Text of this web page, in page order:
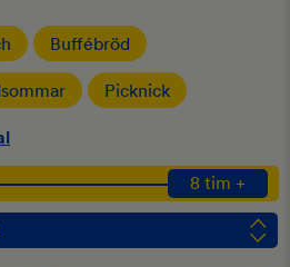
Buffébröd
Picknick
8 tim +